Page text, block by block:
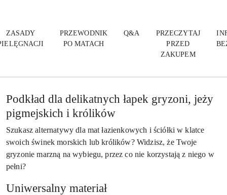
ZASADY
PRZEWODNIK
PO MATACH
Q&A
PRZECZYTAJ
PRZED
ZAKUPEM
Podkład dla delikatnych łapek gryzoni, jeży
pigmejskich i królików
Szukasz alternatywy dla mat łazienkowych i ściółki w klatce
swoich świnek morskich lub królików? Widzisz, że Twoje
gryzonie marzną na wybiegu, przez co nie korzystają z niego w
pełni?
Uniwersalny materiał